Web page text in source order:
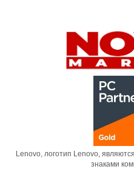
Lenovo, логотип Lenovo,
знаками